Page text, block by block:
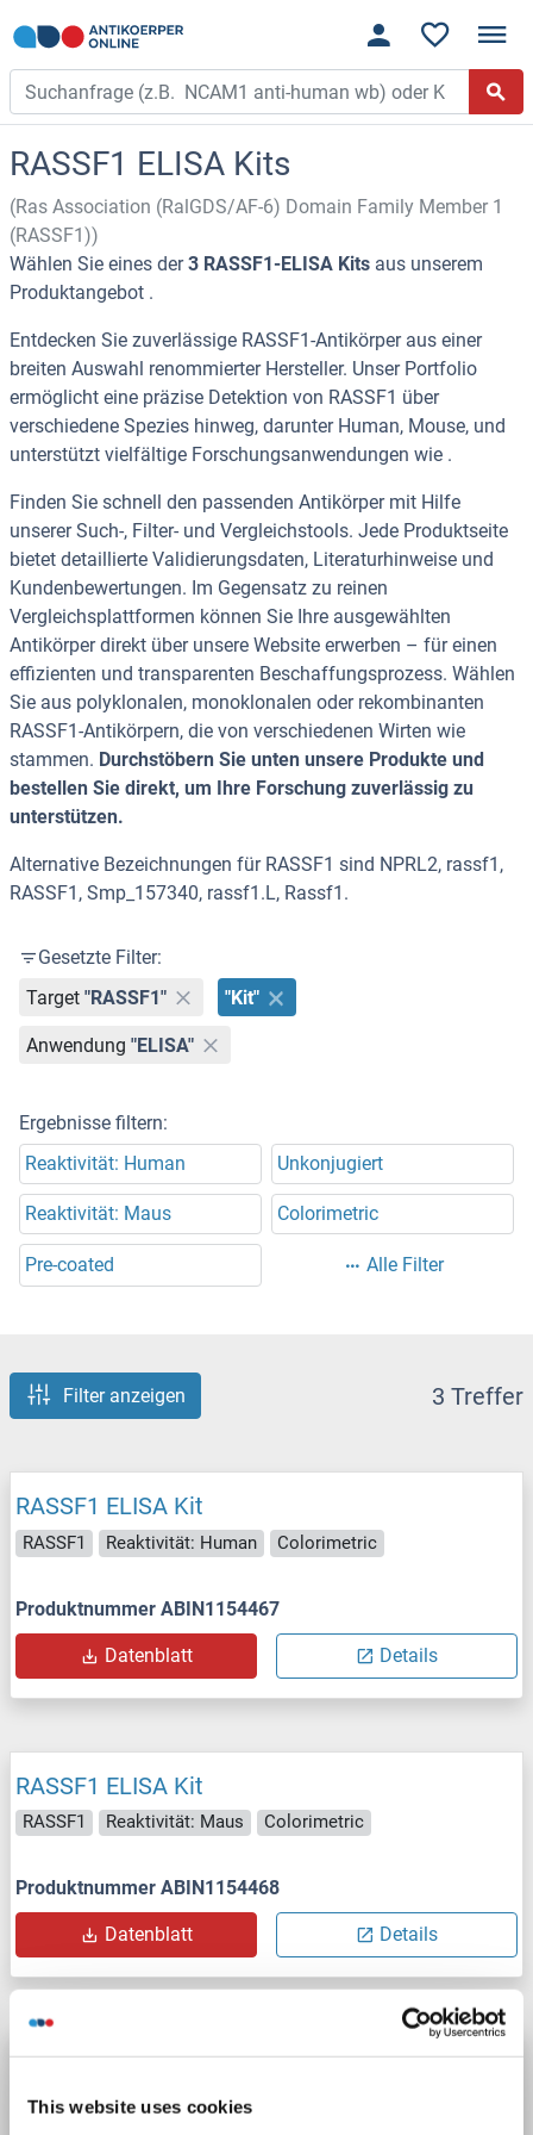
This website uses cookies
RASSF1 ELISA Kits
(Ras Association (RalGDS/AF-6) Domain Family Member 1
(RASSF1))
Wählen Sie eines der3 RASSF1-ELISA Kits aus unserem
Produktangebot .
Entdecken Sie zuverlässige RASSF1-Antikörper aus einer
breiten Auswahl renommierter Hersteller. Unser Portfolio
ermöglicht eine präzise Detektion von RASSF1 über
verschiedene Spezies hinweg, darunter Human, Mouse, und
unterstützt vielfältige Forschungsanwendungen wie .
Finden Sie schnell den passenden Antikörper mit Hilfe
unserer Such-, Filter- und Vergleichstools. Jede Produktseite
bietet detaillierte Validierungsdaten, Literaturhinweise und
Kundenbewertungen. Im Gegensatz zu reinen
Vergleichsplattformen können Sie Ihre ausgewählten
Antikörper direkt über unsere Website erwerben – für einen
effizienten und transparenten Beschaffungsprozess. Wählen
Sie aus polyklonalen, monoklonalen oder rekombinanten
RASSF1-Antikörpern, die von verschiedenen Wirten wie
stammen. Durchstöbern Sie unten unsere Produkte und
bestellen Sie direkt, um Ihre Forschung zuverlässig zu
unterstützen.
Alternative Bezeichnungen für RASSF1 sind NPRL2, rassf1,
RASSF1, Smp_157340, rassf1.L, Rassf1.
Gesetzte Filter:
Target "RASSF1" "Kit"
Anwendung "ELISA"
Ergebnisse filtern:
Reaktivität: Human
Unkonjugiert
Reaktivität: Maus Colorimetric
Pre-coated Alle Filter
Filter anzeigen 3 Treffer
RASSF1 ELISA Kit
RASSF1 Reaktivität: Human Colorimetric
Produktnummer ABIN1154467
Datenblatt Details
RASSF1 ELISA Kit
RASSF1 Reaktivität: Maus Colorimetric
Produktnummer ABIN1154468
Datenblatt Details
RASSF1 ELISA Kit
RASSF1 Reaktivität: Human